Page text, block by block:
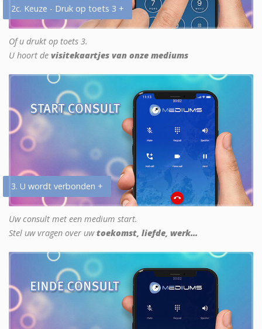
2c. Keuze - Druk op toets 3 +
Of u drukt op toets 3.
U hoort de visitekaartjes van onze mediums
3. U wordt verbonden +
Uw consult met een medium start.
Stel uw vragen over uwtoekomst, liefde, werk...